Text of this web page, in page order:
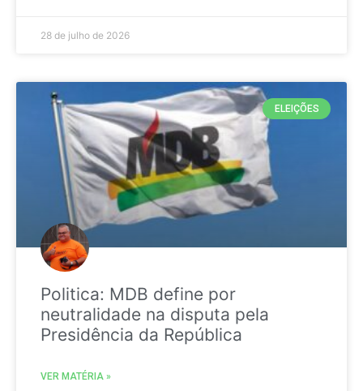
28 de julho de 2026
ELEIÇÕES
Politica: MDB define por
neutralidade na disputa pela
Presidência da República
VER MATÉRIA »